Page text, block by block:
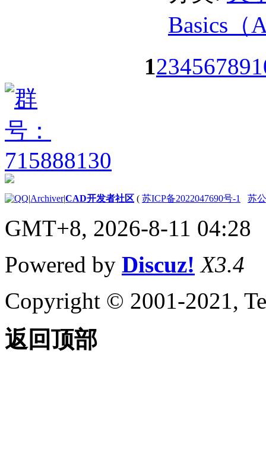
Basics（
123456789
|Archiver|CAD开发者社区 ( 苏ICP备2022047690号-1 苏
GMT+8, 2026-8-11 04:28
Powered by Discuz! X3.4
Copyright © 2001-2021,
返回顶部